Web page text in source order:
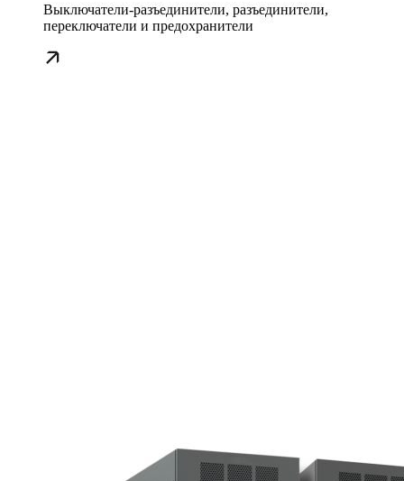
Выключатели-разъединители, разъединители,
переключатели и предохранители